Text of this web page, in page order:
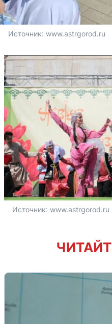
Источник: www.astrgorod.ru
Источник: www.astrgorod.ru